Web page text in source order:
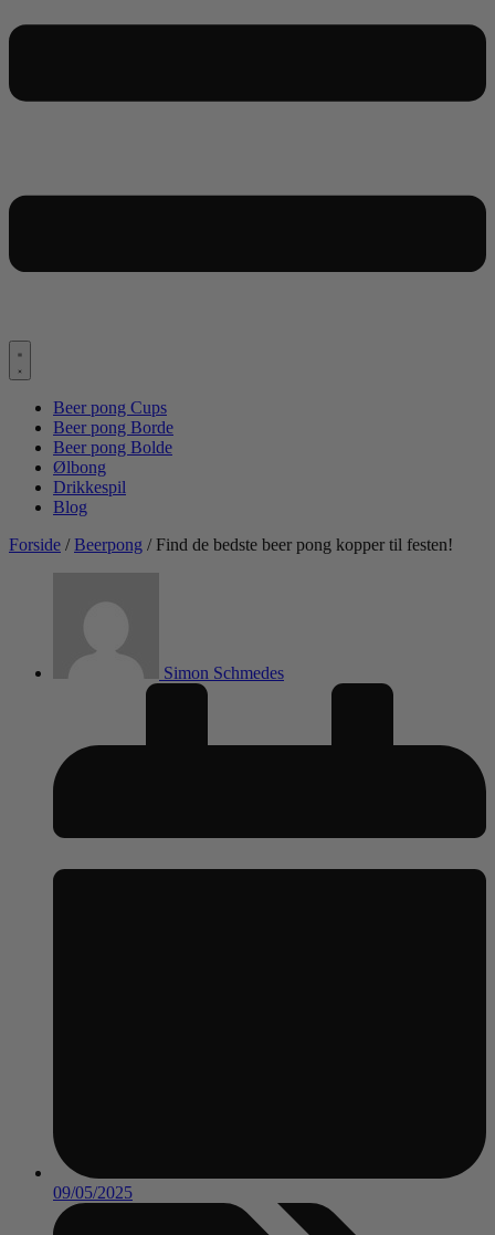
Beer pong Cups
Beer pong Borde
Beer pong Bolde
Ølbong
Drikkespil
Blog
Forside /Beerpong / Find de bedste beer pong kopper til festen!
Simon Schmedes
09/05/2025